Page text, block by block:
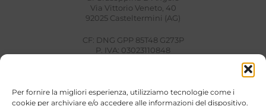
Per fornire la migliori esperienza, utilizziamo tecnologie come i
cookie per archiviare e/o accedere alle informazioni del dispositivo.
Via Vittorio Veneto, 40
92025 Casteltermini (AG)
CF: DNG GPP 85T48 G273P
P. IVA: 03023110848